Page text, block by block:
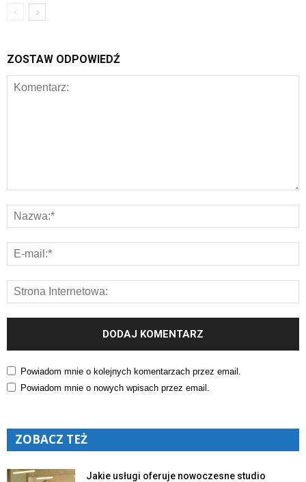
ZOSTAW ODPOWIEDŹ
Powiadom mnie o kolejnych komentarzach przez email.
Powiadom mnie o nowych wpisach przez email.
ZOBACZ TEŻ
Jakie usługi oferuje nowoczesne studio